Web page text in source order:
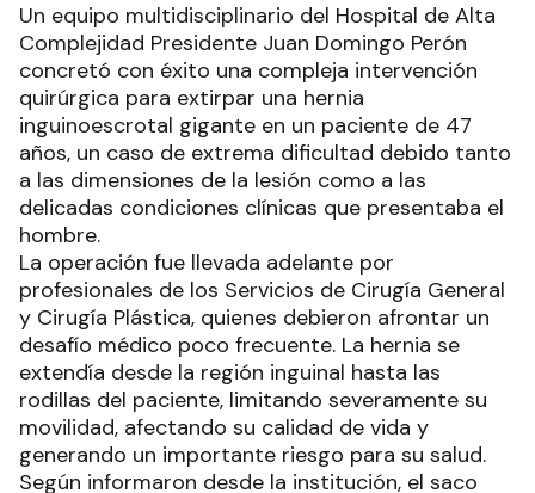
Un equipo multidisciplinario del Hospital de Alta
Complejidad Presidente Juan Domingo Perón
concretó con éxito una compleja intervención
quirúrgica para extirpar una hernia
inguinoescrotal gigante en un paciente de 47
años, un caso de extrema dificultad debido tanto
a las dimensiones de la lesión como a las
delicadas condiciones clínicas que presentaba el
hombre.
La operación fue llevada adelante por
profesionales de los Servicios de Cirugía General
y Cirugía Plástica, quienes debieron afrontar un
desafío médico poco frecuente. La hernia se
extendía desde la región inguinal hasta las
rodillas del paciente, limitando severamente su
movilidad, afectando su calidad de vida y
generando un importante riesgo para su salud.
Según informaron desde la institución, el saco